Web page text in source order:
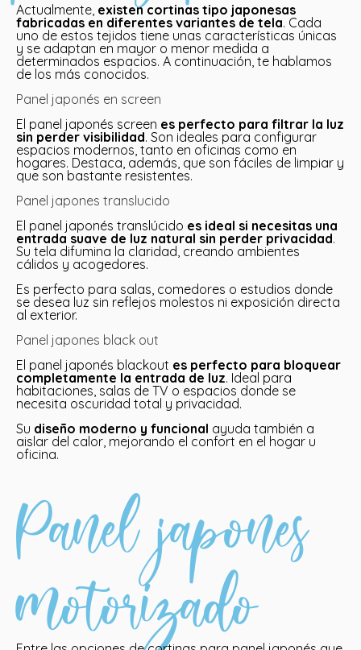
Actualmente, existen cortinas tipo japonesas
fabricadas en diferentes variantes de tela. Cada
uno de estos tejidos tiene unas características únicas
y se adaptan en mayor o menor medida a
determinados espacios. A continuación, te hablamos
de los más conocidos.
Panel japonés en screen
El panel japonés screen es perfecto para filtrar la luz
sin perder visibilidad. Son ideales para configurar
espacios modernos, tanto en oficinas como en
hogares. Destaca, además, que son fáciles de limpiar y
que son bastante resistentes.
Panel japones translucido
El panel japonés translúcido es ideal si necesitas una
entrada suave de luz natural sin perder privacidad.
Su tela difumina la claridad, creando ambientes
cálidos y acogedores.
Es perfecto para salas, comedores o estudios donde
se desea luz sin reflejos molestos ni exposición directa
al exterior.
Panel japones black out
El panel japonés blackout es perfecto para bloquear
completamente la entrada de luz. Ideal para
habitaciones, salas de TV o espacios donde se
necesita oscuridad total y privacidad.
Su diseño moderno y funcional ayuda también a
aislar del calor, mejorando el confort en el hogar u
oficina.
Panel japones
motorizado